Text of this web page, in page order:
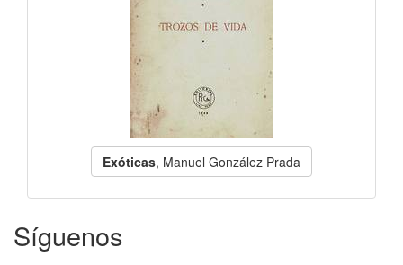
Exóticas, Manuel González Prada
Síguenos